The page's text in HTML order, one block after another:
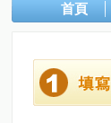
首頁